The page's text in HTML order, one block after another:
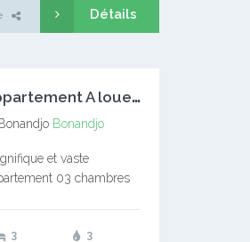
Détails
A
ppartement A louer Bonandjo
Bonandjo Bonandjo
et vaste
03 chambres
01 vaste salon 01
3
3